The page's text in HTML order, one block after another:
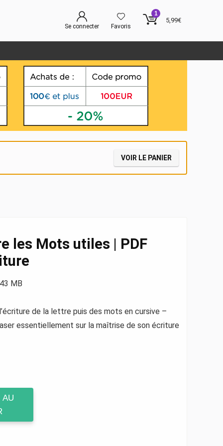
Se connecter Favoris
1
5,99€
VOIR LE PANIER
les Mots utiles | PDF
MB
de la lettre puis des mots en cursive –
essentiellement sur la maîtrise de son écriture
AU